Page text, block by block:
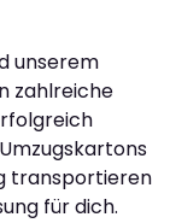
unserem
zahlreiche
transportieren
für dich.